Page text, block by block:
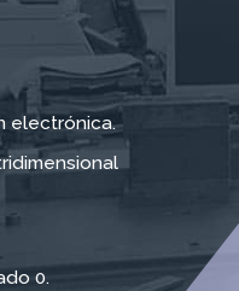
electrónica.
0.